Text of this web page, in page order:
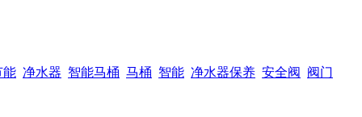
能 净水器 智能马桶 马桶 智能 净水器保养 安全阀 阀门